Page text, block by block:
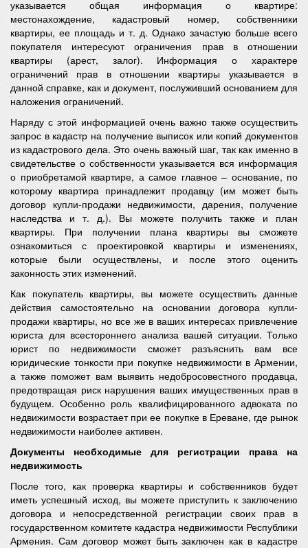
указывается общая информация о квартире:
местонахождение, кадастровый номер, собственники
квартиры, ее площадь и т. д. Однако зачастую больше всего
покупателя интересуют ограничения прав в отношении
квартиры (арест, залог). Информация о характере
ограничений прав в отношении квартиры указывается в
данной справке, как и документ, послуживший основанием для
наложения ограничений.
Наряду с этой информацией очень важно также осуществить
запрос в кадастр на получение выписок или копий документов
из кадастрового дела. Это очень важный шаг, так как именно в
свидетельстве о собственности указывается вся информация
о приобретамой квартире, а самое главное – основание, по
которому квартира принадлежит продавцу (им может быть
договор купли-продажи недвижимости, дарения, получение
наследства и т. д.). Вы можете получить также и план
квартиры. При получении плана квартиры вы сможете
ознакомиться с проектировкой квартиры и изменениях,
которые были осуществлены, и после этого оценить
законность этих изменений.
Как покупатель квартиры, вы можете осуществить данные
действия самостоятельно на основании договора купли-
продажи квартиры, но все же в ваших интересах привлечение
юриста для всестороннего анализа вашей ситуации. Только
юрист по недвижимости сможет разъяснить вам все
юридические тонкости при покупке недвижимости в Армении,
а также поможет вам выявить недобросовестного продавца,
предотвращая риск нарушения ваших имущественных прав в
будущем. Особенно роль квалифицированного адвоката по
недвижимости возрастает при ее покупке в Ереване, где рынок
недвижимости наиболее активен.
Документы необходимые для регистрации права на
недвижимость
После того, как проверка квартиры и собственников будет
иметь успешный исход, вы можете приступить к заключению
договора и непосредственной регистрации своих прав в
государственном комитете кадастра недвижимости Республики
Армения. Сам договор может быть заключен как в кадастре